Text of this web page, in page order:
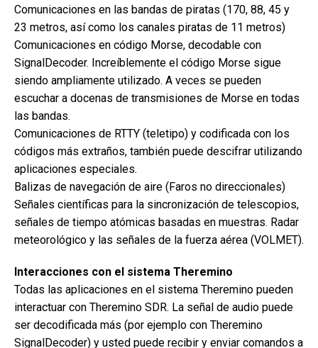
Comunicaciones en las bandas de piratas (170, 88, 45 y
23 metros, así como los canales piratas de 11 metros)
Comunicaciones en código Morse, decodable con
SignalDecoder. Increíblemente el código Morse sigue
siendo ampliamente utilizado. A veces se pueden
escuchar a docenas de transmisiones de Morse en todas
las bandas.
Comunicaciones de RTTY (teletipo) y codificada con los
códigos más extraños, también puede descifrar utilizando
aplicaciones especiales.
Balizas de navegación de aire (Faros no direccionales)
Señales científicas para la sincronización de telescopios,
señales de tiempo atómicas basadas en muestras. Radar
meteorológico y las señales de la fuerza aérea (VOLMET).
Interacciones con el sistema Theremino
Todas las aplicaciones en el sistema Theremino pueden
interactuar con Theremino SDR. La señal de audio puede
ser decodificada más (por ejemplo con Theremino
SignalDecoder) y usted puede recibir y enviar comandos a